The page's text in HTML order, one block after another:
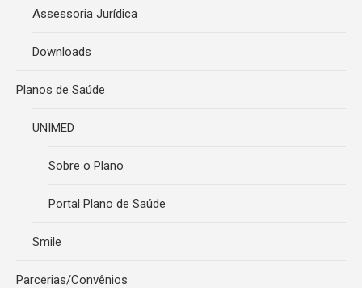
Assessoria Jurídica
Downloads
Planos de Saúde
UNIMED
Sobre o Plano
Portal Plano de Saúde
Smile
Parcerias/Convênios